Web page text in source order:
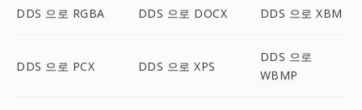
DDS 으로 RGBA DDS 으로 DOCX DDS 으로 XBM
DDS 으로 PCX DDS 으로 XPS
DDS 으로
WBMP